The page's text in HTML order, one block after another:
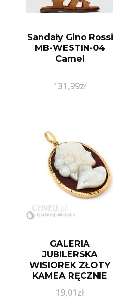
Sandały Gino Rossi
MB-WESTIN-04
Camel
131,99zł
GALERIA
JUBILERSKA
WISIOREK ZŁOTY
KAMEA RĘCZNIE
ZDOBIO
19,01zł